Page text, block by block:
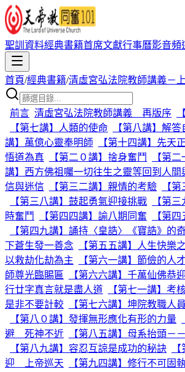
聖訓資料經典書籍首席文獻行事曆影音頻
首頁/經典書籍/清虛宮弘法院教師講義－
前言 清虛宮弘法院教師講義 再版序
【第七講】人類的使命
【第八講】解
講】萬億心靈奉明師
【第十四講】先天
悟道為真
【第二０講】捨身奮鬥 【第
講】西方佛祖囑一切往生之靈等回到人間
信與迷信
【第三二講】親情的考驗 【
【第三八講】鼓起勇氣迎接挑戰
【第
時奮鬥
【第四四講】諭八期同奮 【第
【第四九講】誦持〈皇誥〉《寶誥》的
下蒼生發一善念
【第五五講】人生快樂
以救劫化劫為主
【第六一講】節儉的人
師尊光臨賜匾
【第六六講】千萬仙佛恭
行廿字真言就是盡人道
【第七一講】考
是非不要計較
【第七六講】坤院教職人
【第八０講】發揮無形應化有形的力量
避 死神不近
【第八五講】母系抬頭－
【第八九講】容忍互諒是成功的秘訣
迎 上帝巡天
【第九四講】修行不可固